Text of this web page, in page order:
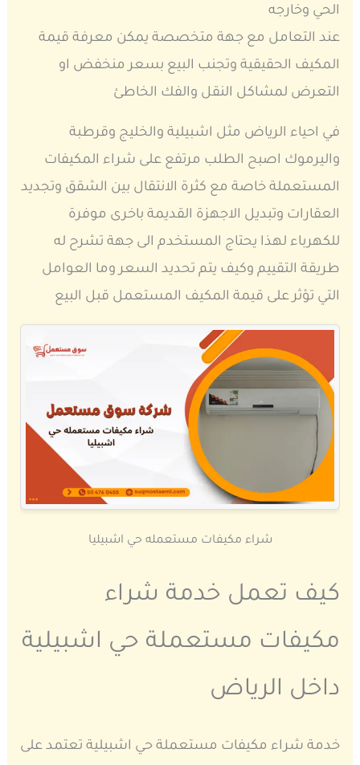
الحي وخارجه
عند التعامل مع جهة متخصصة يمكن معرفة قيمة
المكيف الحقيقية وتجنب البيع بسعر منخفض او
التعرض لمشاكل النقل والفك الخاطئ
في احياء الرياض مثل اشبيلية والخليج وقرطبة
واليرموك اصبح الطلب مرتفع على شراء المكيفات
المستعملة خاصة مع كثرة الانتقال بين الشقق وتجديد
العقارات وتبديل الاجهزة القديمة باخرى موفرة
للكهرباء لهذا يحتاج المستخدم الى جهة تشرح له
طريقة التقييم وكيف يتم تحديد السعر وما العوامل
التي تؤثر على قيمة المكيف المستعمل قبل البيع
شراء مكيفات مستعمله حي اشبيليا
كيف تعمل خدمة شراء
مكيفات مستعملة حي اشبيلية
داخل الرياض
خدمة شراء مكيفات مستعملة حي اشبيلية تعتمد على